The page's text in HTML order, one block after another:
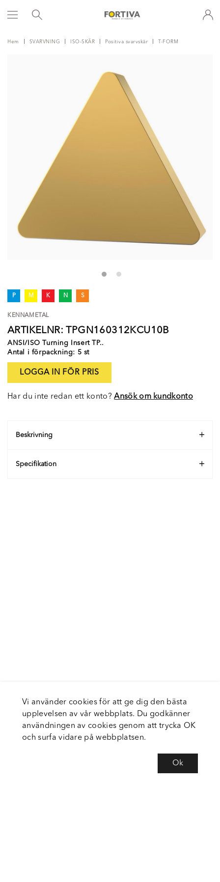
Hem SVARVNING ISO-SKÄR Positiva svarvskär T-FORM
P M K N S
KENNAMETAL
ARTIKELNR: TPGN160312KCU10B
ANSI/ISO Turning Insert TP..
Antal i förpackning: 5 st
LOGGA IN FÖR PRIS
Har du inte redan ett konto?Ansök om kundkonto
Beskrivning
Specifikation
Vi använder cookies för att ge dig den bästa
upplevelsen av vår webbplats. Du godkänner
användningen av cookies genom att trycka OK
och surfa vidare på webbplatsen.
Ok